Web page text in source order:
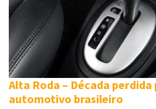
Alta Roda – Década
automotivo brasileiro